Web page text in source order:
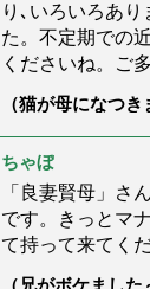
り､いろいろあ
た。不定期での
くださいね。ご
（猫が母になつ
ちゃぼ
「良妻賢母」さ
です。きっとマ
て持って来てく
（兄がボケまし